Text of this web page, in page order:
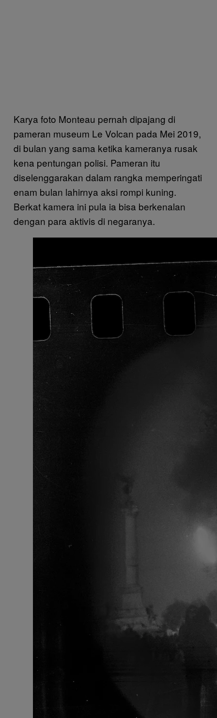
Karya foto Monteau pernah dipajang di
pameran museum Le Volcan pada Mei 2019,
di bulan yang sama ketika kameranya rusak
kena pentungan polisi. Pameran itu
diselenggarakan dalam rangka memperingati
enam bulan lahirnya aksi rompi kuning.
Berkat kamera ini pula ia bisa berkenalan
dengan para aktivis di negaranya.